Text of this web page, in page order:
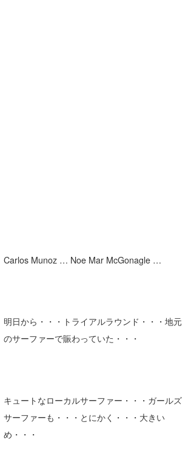
Carlos Munoz … Noe Mar McGonagle …
明日から・・・トライアルラウンド・・・地元
のサーファーで賑わっていた・・・
キュートなローカルサーファー・・・ガールズ
サーファーも・・・とにかく・・・大きい
め・・・